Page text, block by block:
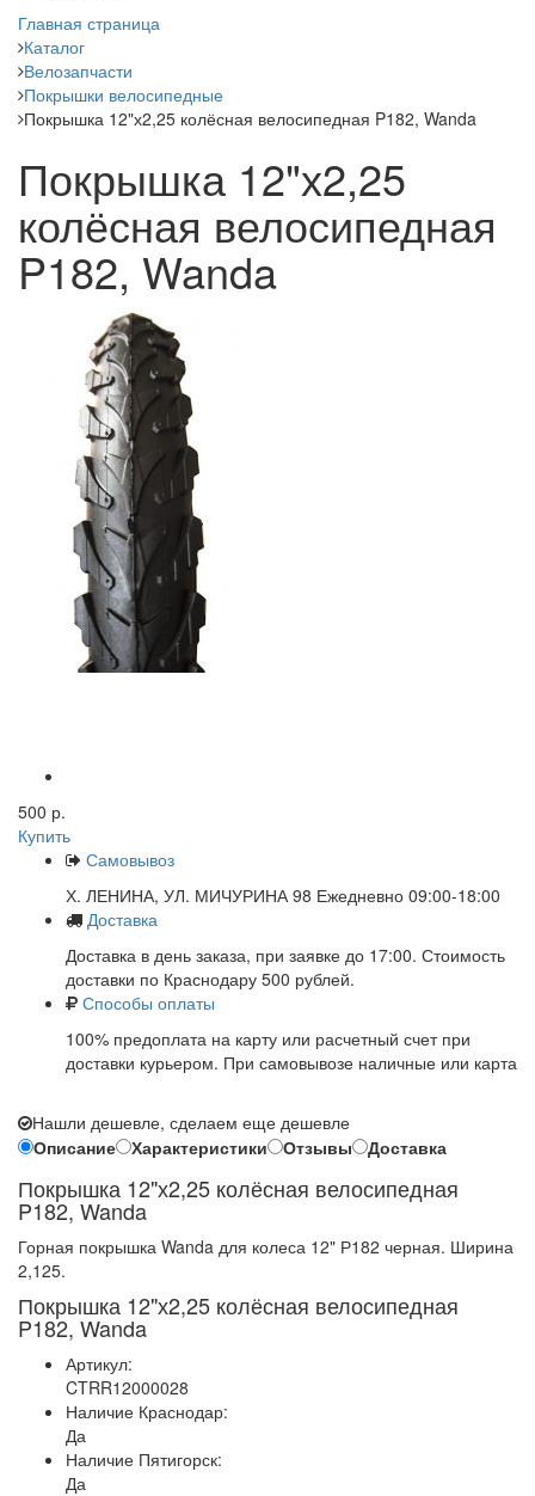
Главная страница
Каталог
Велозапчасти
Покрышки велосипедные
Покрышка 12"х2,25 колёсная велосипедная P182, Wanda
Покрышка 12"х2,25
колёсная велосипедная
P182, Wanda
500 р.
Купить
Самовывоз
Х. ЛЕНИНА, УЛ. МИЧУРИНА 98 Ежедневно 09:00-18:00
Доставка
Доставка в день заказа, при заявке до 17:00. Стоимость
доставки по Краснодару 500 рублей.
Способы оплаты
100% предоплата на карту или расчетный счет при
доставки курьером. При самовывозе наличные или карта
Нашли дешевле, сделаем еще дешевле
Описание
Характеристики Отзывы Доставка
Покрышка 12"х2,25 колёсная велосипедная
P182, Wanda
Горная покрышка Wanda для колеса 12" Р182 черная. Ширина
2,125.
Покрышка 12"х2,25 колёсная велосипедная
P182, Wanda
Артикул:
CTRR12000028
Наличие Краснодар:
Да
Наличие Пятигорск:
Да